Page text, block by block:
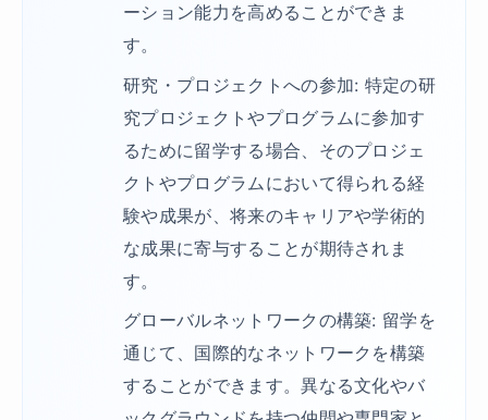
ーション能力を高めることができま
す。
研究・プロジェクトへの参加: 特定の研
究プロジェクトやプログラムに参加す
るために留学する場合、そのプロジェ
クトやプログラムにおいて得られる経
験や成果が、将来のキャリアや学術的
な成果に寄与することが期待されま
す。
グローバルネットワークの構築: 留学を
通じて、国際的なネットワークを構築
することができます。異なる文化やバ